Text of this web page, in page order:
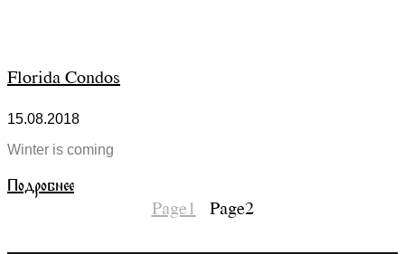
Florida Condos
15.08.2018
Winter is coming
Подробнее
Page1 Page2